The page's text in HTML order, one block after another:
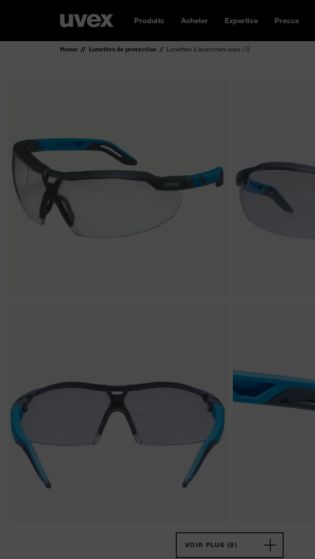
Produits Acheter Expertise Presse
Home Lunettes de protection Lunettes à branches uvex i-5
VOIR PLUS (8)